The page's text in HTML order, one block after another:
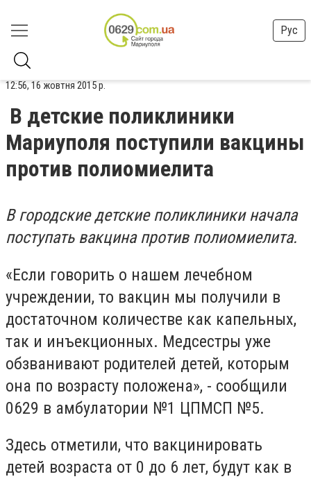
Рус
12:56, 16 жовтня 2015 р.
В детские поликлиники
Мариуполя поступили вакцины
против полиомиелита
В городские детские поликлиники начала
поступать вакцина против полиомиелита.
«Если говорить о нашем лечебном
учреждении, то вакцин мы получили в
достаточном количестве как капельных,
так и инъекционных. Медсестры уже
обзванивают родителей детей, которым
она по возрасту положена», - сообщили
0629 в амбулатории №1 ЦПМСП №5.
Здесь отметили, что вакцинировать
детей возраста от 0 до 6 лет, будут как в